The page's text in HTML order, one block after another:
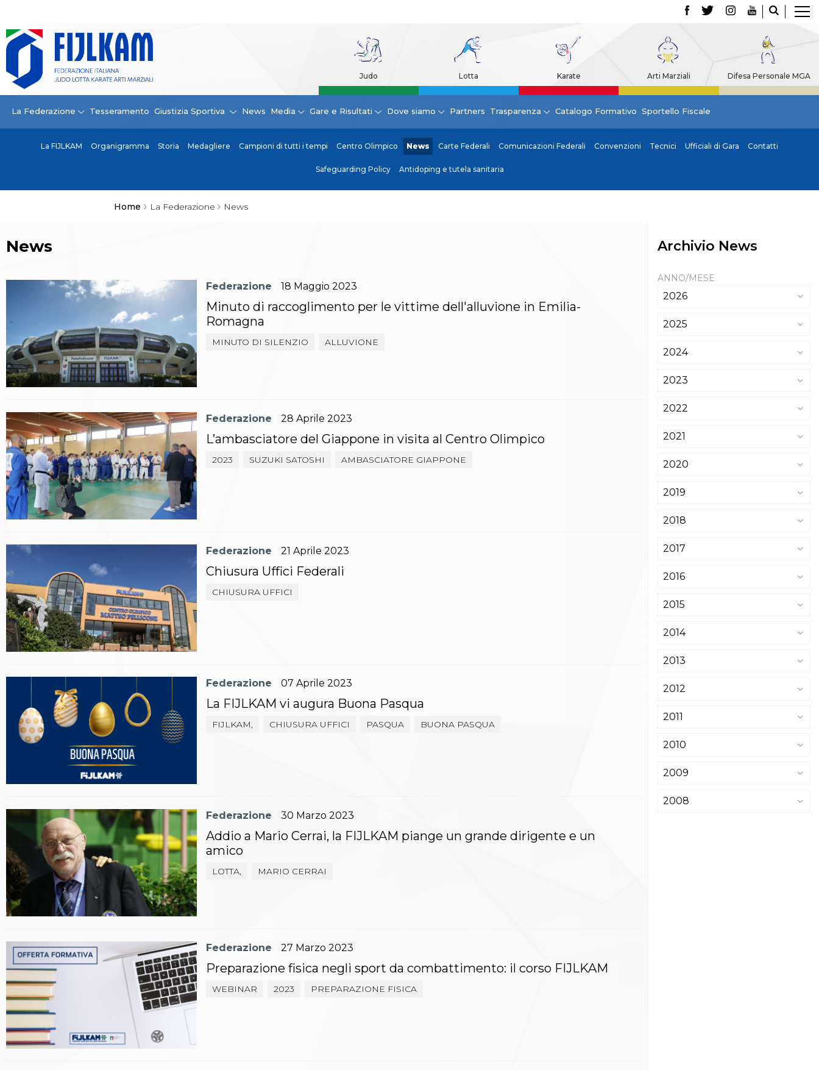
Judo Lotta Karate Arti Marziali Difesa Personale MGA
La Federazione Tesseramento Giustizia Sportiva News Media Gare e Risultati Dove siamo Partners Trasparenza Catalogo Formativo Sportello Fiscale
La FIJLKAM Organigramma Storia Medagliere Campioni di tutti i tempi Centro Olimpico News Carte Federali Comunicazioni Federali Convenzioni Tecnici Ufficiali di Gara Contatti
Safeguarding Policy Antidoping e tutela sanitaria
Home La Federazione News
La Federazione
La FIJLKAM
Organigramma
Storia
Campioni di tutti i tempi
News
Convenzioni
Contatti
Safeguarding Policy
Polizza Assicurativa
Classifica Società Sportive con più di 100 atleti
tesserati
Azzurri
Giustizia Sportiva
Protocollo udienze in videoconferenza
Documenti e Modulistica
Contatti
Sentenze Tribunale Federale
Sentenze Corte Sportiva e Federale di Appello
Sentenze di 1° Grado
Sentenze CAF
Sentenze Tribunale Nazionale Arbitrato per lo
Sport
Dispositivi Tribunale Federale
Dispositivi Corte Sportiva e Federale di Appello
Comitati Regionali
Società
La Federazione
Cerca Società Sportive
Media
Rassegna stampa
Libreria FIJLKAM
Rivista ATHLON
Galleria Fotografica
Video
Partners
Trasparenza
FIJLKAM trasparente
Amministrazione
Gare d’Appalto
Whistleblowing
Judo
La disciplina
News
Attività Didattica
Gare e Risultati
Albi Federali
Arbitri
La disciplina
News
Gare e Risultati
Attività Didattica
Albi Federali
Karate
La disciplina
News
Gare e Risultati
News
Federazione 18 Maggio 2023
Minuto di raccoglimento per le vittime dell'alluvione in Emilia-
Romagna
MINUTO DI SILENZIO ALLUVIONE
Federazione 28 Aprile 2023
L’ambasciatore del Giappone in visita al Centro Olimpico
2023 SUZUKI SATOSHI AMBASCIATORE GIAPPONE
Federazione 21 Aprile 2023
Chiusura Uffici Federali
CHIUSURA UFFICI
Federazione 07 Aprile 2023
La FIJLKAM vi augura Buona Pasqua
FIJLKAM, CHIUSURA UFFICI PASQUA BUONA PASQUA
Federazione 30 Marzo 2023
Addio a Mario Cerrai, la FIJLKAM piange un grande dirigente e un
amico
LOTTA, MARIO CERRAI
Federazione 27 Marzo 2023
Preparazione fisica negli sport da combattimento: il corso FIJLKAM
WEBINAR 2023 PREPARAZIONE FISICA
Archivio News
ANNO/MESE
2026
2025
2024
2023
2022
2021
2020
2019
2018
2017
2016
2015
2014
2013
2012
2011
2010
2009
2008